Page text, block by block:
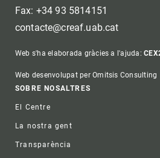
Fax: +34 93 5814151
contacte@creaf.uab.cat
Web s'ha elaborada gràcies a l'ajuda:
Web desenvolupat per Omitsis Consulting
Footer
SOBRE NOSALTRES
El Centre
La nostra gent
Transparència